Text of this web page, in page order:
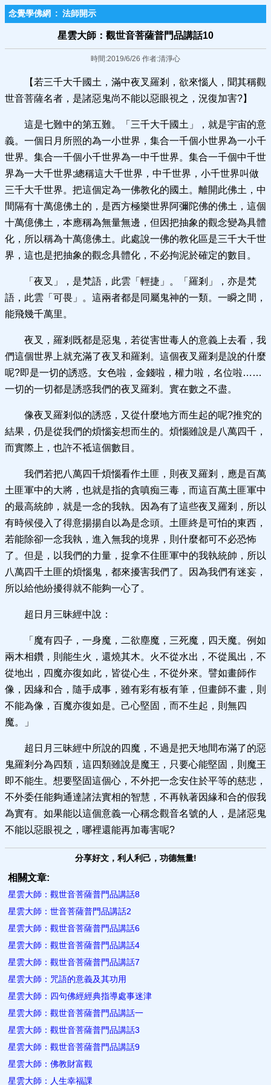
念覺學佛網 : 法師開示
星雲大師：觀世音菩薩普門品講話10
時間:2019/6/26 作者:清淨心
【若三千大千國土，滿中夜叉羅剎，欲來惱人，聞其稱觀
世音菩薩名者，是諸惡鬼尚不能以惡眼視之，況復加害?】
這是七難中的第五難。「三千大千國土」，就是宇宙的意
義。一個日月所照的為一小世界，集合一千個小世界為一小千
世界。集合一千個小千世界為一中千世界。集合一千個中千世
界為一大千世界;總稱這大千世界，中千世界，小千世界叫做
三千大千世界。把這個定為一佛教化的國土。離開此佛土，中
間隔有十萬億佛土的，是西方極樂世界阿彌陀佛的佛土，這個
十萬億佛土，本應稱為無量無邊，但因把抽象的觀念變為具體
化，所以稱為十萬億佛土。此處說一佛的教化區是三千大千世
界，這也是把抽象的觀念具體化，不必拘泥於確定的數目。
「夜叉」，是梵語，此雲「輕捷」。「羅剎」，亦是梵
語，此雲「可畏」。這兩者都是同屬鬼神的一類。一瞬之間，
能飛幾千萬里。
夜叉，羅剎既都是惡鬼，若從害世毒人的意義上去看，我
們這個世界上就充滿了夜叉和羅剎。這個夜叉羅剎是說的什麼
呢?即是一切的誘惑。女色啦，金錢啦，權力啦，名位啦……
一切的一切都是誘惑我們的夜叉羅剎。實在數之不盡。
像夜叉羅剎似的誘惑，又從什麼地方而生起的呢?推究的
結果，仍是從我們的煩惱妄想而生的。煩惱雖說是八萬四千，
而實際上，也許不祗這個數目。
我們若把八萬四千煩惱看作土匪，則夜叉羅剎，應是百萬
土匪軍中的大將，也就是指的貪嗔痴三毒，而這百萬土匪軍中
的最高統帥，就是一念的我執。因為有了這些夜叉羅剎，所以
有時候侵入了得意揚揚自以為是念頭。土匪終是可怕的東西，
若能除卻一念我執，進入無我的境界，則什麼都可不必恐怖
了。但是，以我們的力量，捉拿不住匪軍中的我執統帥，所以
八萬四千土匪的煩惱鬼，都來擾害我們了。因為我們有迷妄，
所以給他紛擾得就不能夠一心了。
超日月三昧經中說：
「魔有四子，一身魔，二欲塵魔，三死魔，四天魔。例如
兩木相鑽，則能生火，還燒其木。火不從水出，不從風出，不
從地出，四魔亦復如此，皆從心生，不從外來。譬如畫師作
像，因緣和合，隨手成事，雖有彩有板有筆，但畫師不畫，則
不能為像，百魔亦復如是。己心堅固，而不生起，則無四
魔。」
超日月三昧經中所說的四魔，不過是把天地間布滿了的惡
鬼羅剎分為四類，這四類雖說是魔王，只要心能堅固，則魔王
即不能生。想要堅固這個心，不外把一念安住於平等的慈悲，
不外委任能夠通達諸法實相的智慧，不再執著因緣和合的假我
為實有。如果能以這個意義一心稱念觀音名號的人，是諸惡鬼
不能以惡眼視之，哪裡還能再加毒害呢?
分享好文，利人利己，功德無量!
相關文章:
星雲大師：觀世音菩薩普門品講話8
星雲大師：世音菩薩普門品講話2
星雲大師：觀世音菩薩普門品講話6
星雲大師：觀世音菩薩普門品講話4
星雲大師：觀世音菩薩普門品講話7
星雲大師：咒語的意義及其​功用
星雲大師：四句佛經經典指導處事迷津
星雲大師：觀世音菩薩普門品講話一
星雲大師：觀世音菩薩普門品講話3
星雲大師：觀世音菩薩普門品講話9
星雲大師：佛教財富觀
星雲大師：人生幸福​課